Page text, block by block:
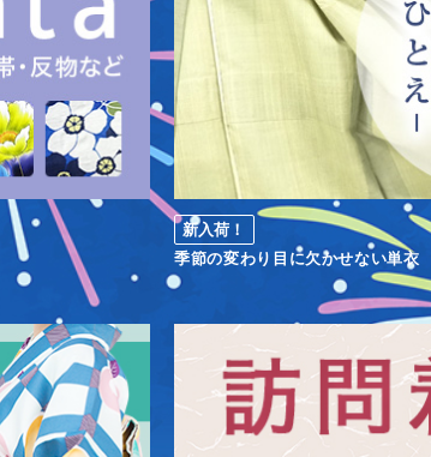
新入荷！
季節の変わり目に欠かせない単衣